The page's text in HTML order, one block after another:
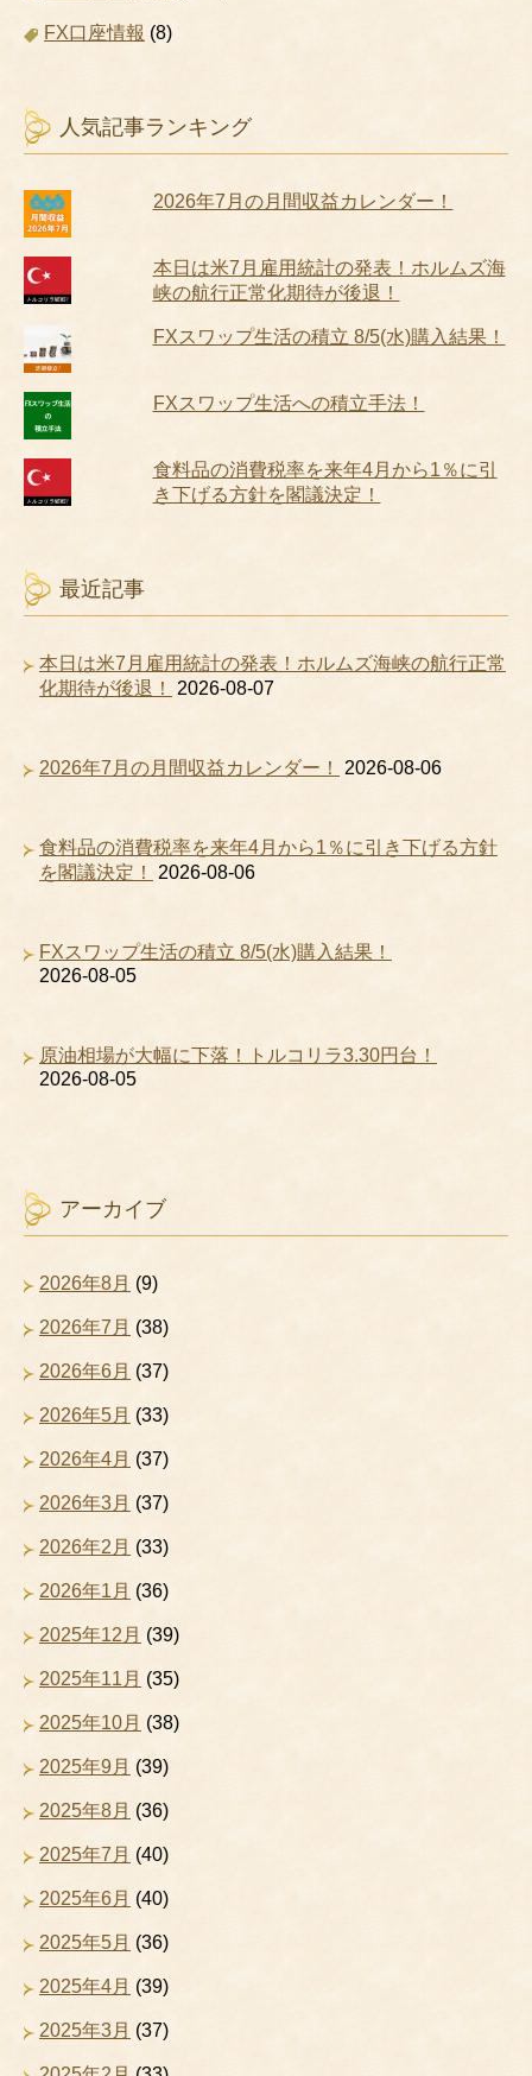
FX口座情報 (8)
人気記事ランキング
2026年7月の月間収益カレンダー！
本日は米7月雇用統計の発表！ホルムズ海
峡の航行正常化期待が後退！
FXスワップ生活の積立 8/5(水)購入結果！
FXスワップ生活への積立手法！
食料品の消費税率を来年4月から1％に引
き下げる方針を閣議決定！
最近記事
本日は米7月雇用統計の発表！ホルムズ海峡の航行正常
化期待が後退！
2026-08-07
2026年7月の月間収益カレンダー！ 2026-08-06
食料品の消費税率を来年4月から1％に引き下げる方針
を閣議決定！
2026-08-06
FXスワップ生活の積立 8/5(水)購入結果！
2026-08-05
原油相場が大幅に下落！トルコリラ3.30円台！
2026-08-05
アーカイブ
2026年8月 (9)
2026年7月 (38)
2026年6月 (37)
2026年5月 (33)
2026年4月 (37)
2026年3月 (37)
2026年2月 (33)
2026年1月 (36)
2025年12月 (39)
2025年11月 (35)
2025年10月 (38)
2025年9月 (39)
2025年8月 (36)
2025年7月 (40)
2025年6月 (40)
2025年5月 (36)
2025年4月 (39)
2025年3月 (37)